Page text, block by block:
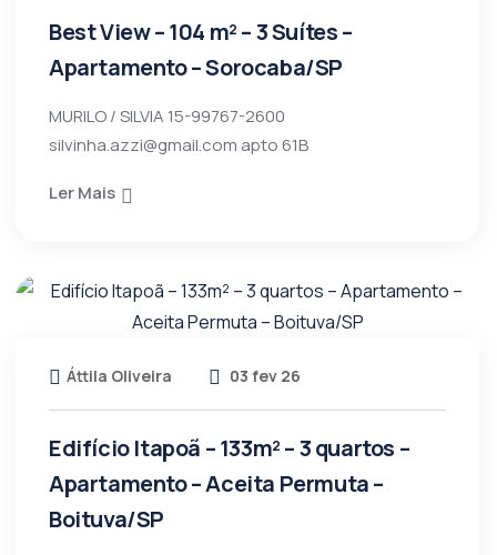
Best View – 104 m² – 3 Suítes –
Apartamento – Sorocaba/SP
MURILO / SILVIA 15-99767-2600
silvinha.azzi@gmail.com apto 61B
Ler Mais
Áttila Oliveira 03 fev 26
Edifício Itapoã – 133m² – 3 quartos –
Apartamento – Aceita Permuta –
Boituva/SP